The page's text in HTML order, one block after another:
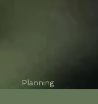
Planning